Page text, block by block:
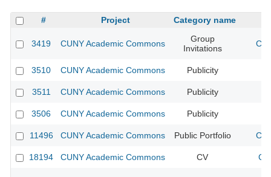
# Project Category name
3419 CUNY Academic Commons
Group
Invitations
3510 CUNY Academic Commons Publicity
3511 CUNY Academic Commons Publicity
3506 CUNY Academic Commons Publicity
11496 CUNY Academic Commons Public Portfolio
18194 CUNY Academic Commons CV